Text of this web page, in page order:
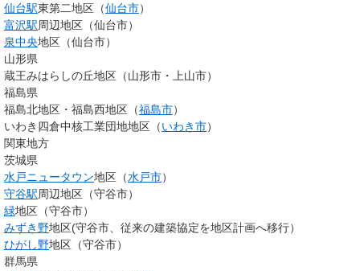
仙台駅東第二地区（仙台市）
富沢駅周辺地区（仙台市）
泉中央地区（仙台市）
山形県
蔵王みはらしの丘地区（山形市・上山市）
福島県
福島北地区・福島西地区（福島市）
いわき四倉中核工業団地地区（いわき市）
関東地方
茨城県
水戸ニュータウン地区（水戸市）
守谷駅周辺地区（守谷市）
緑地区（守谷市）
みずき野地区(守谷市、従来の建築協定を地区計画へ移行）
ひがし野地区（守谷市）
群馬県